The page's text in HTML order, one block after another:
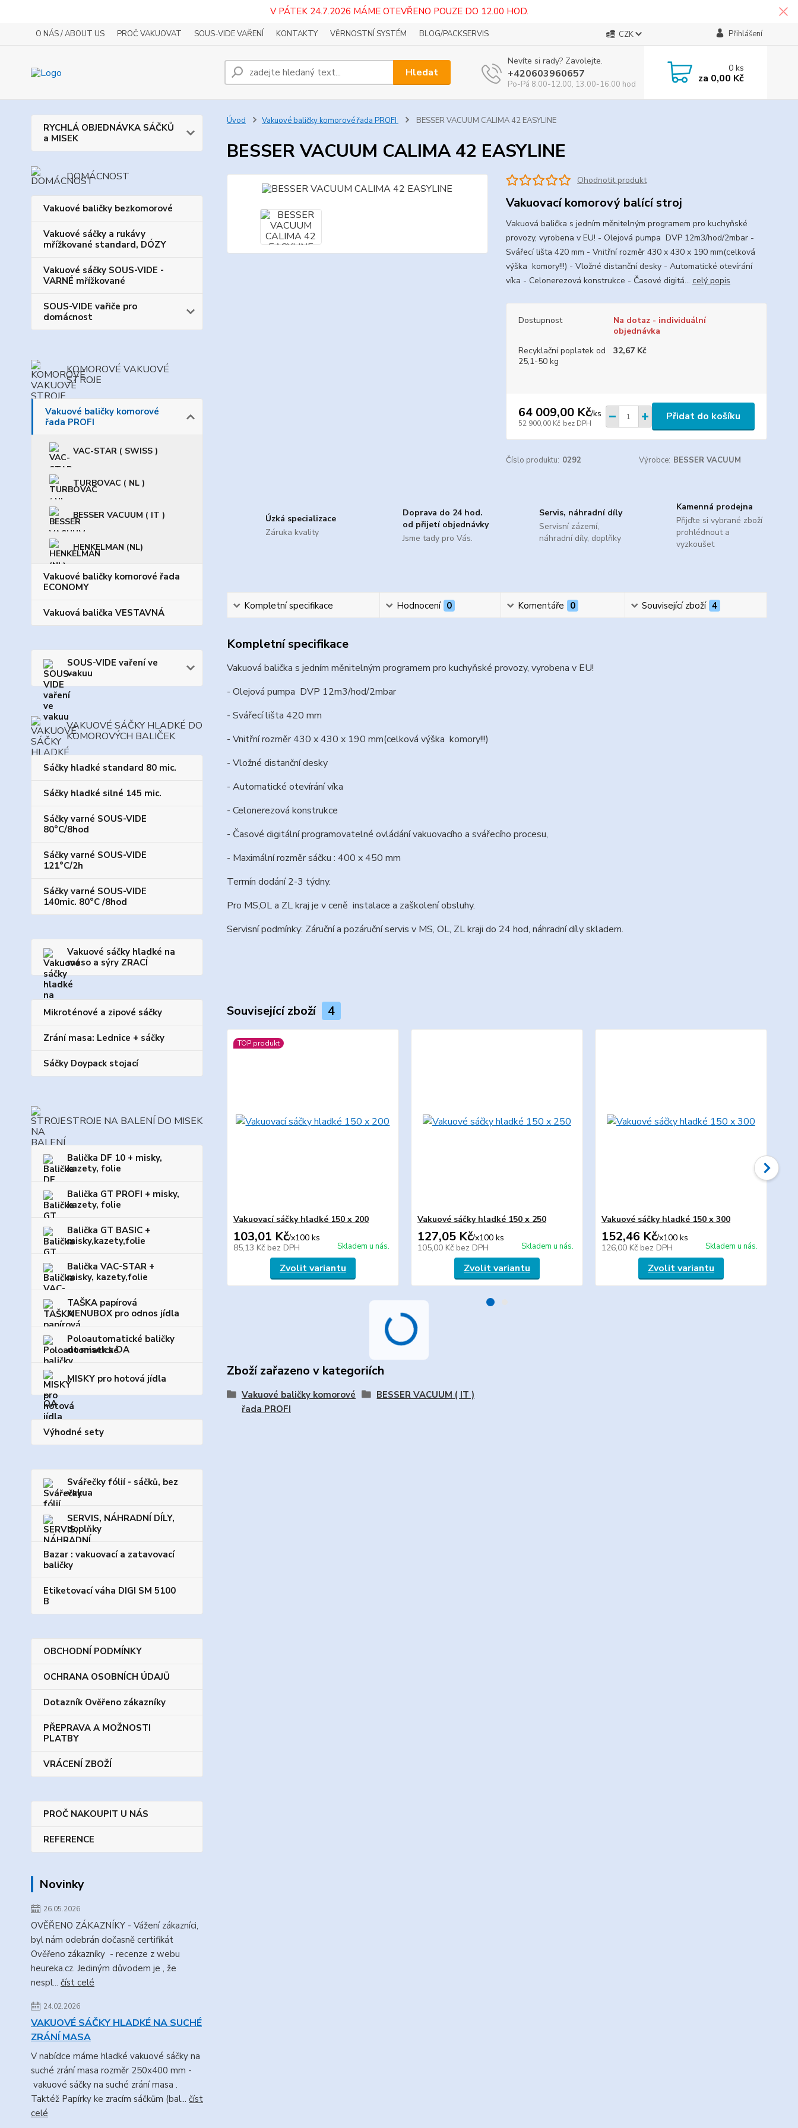
V PÁTEK 24.7.2026 MÁME OTEVŘENO POUZE DO 12.00 HOD.
O NÁS / ABOUT US PROČ VAKUOVAT SOUS-VIDE VAŘENÍ KONTAKTY VĚRNOSTNÍ SYSTÉM BLOG/PACKSERVIS CZK Přihlášení
Hledat
Nevíte si rady? Zavolejte.
+420603960657
Po-Pá 8.00-12.00, 13.00-16.00 hod
0ks
za 0,00 Kč
RYCHLÁ OBJEDNÁVKA SÁČKŮ
a MISEK
DOMÁCNOST
Vakuové baličky bezkomorové
Vakuové sáčky a rukávy
mřížkované standard, DÓZY
Vakuové sáčky SOUS-VIDE -
VARNÉ mřížkované
SOUS-VIDE vařiče pro
domácnost
KOMOROVÉ VAKUOVÉ
STROJE
Vakuové baličky komorové
řada PROFI
VAC-STAR ( SWISS )
TURBOVAC ( NL )
BESSER VACUUM ( IT )
HENKELMAN (NL)
Vakuové baličky komorové řada
ECONOMY
Vakuová balička VESTAVNÁ
SOUS-VIDE vaření ve
vakuu
VAKUOVÉ SÁČKY HLADKÉ DO
KOMOROVÝCH BALIČEK
Sáčky hladké standard 80 mic.
Sáčky hladké silné 145 mic.
Sáčky varné SOUS-VIDE
80°C/8hod
Sáčky varné SOUS-VIDE
121°C/2h
Sáčky varné SOUS-VIDE
140mic. 80°C /8hod
Vakuové sáčky hladké na
maso a sýry ZRACÍ
Mikroténové a zipové sáčky
Zrání masa: Lednice + sáčky
Sáčky Doypack stojací
STROJE NA BALENÍ DO MISEK
Balička DF 10 + misky,
kazety, folie
Balička GT PROFI + misky,
kazety, folie
Balička GT BASIC +
misky,kazety,folie
Balička VAC-STAR +
misky, kazety,folie
TAŠKA papírová
MENUBOX pro odnos jídla
Poloautomatické baličky
do misek s OA
MISKY pro hotová jídla
Výhodné sety
Svářečky fólií - sáčků, bez
vakua
SERVIS, NÁHRADNÍ DÍLY,
doplňky
Bazar : vakuovací a zatavovací
baličky
Etiketovací váha DIGI SM 5100
B
OBCHODNÍ PODMÍNKY
OCHRANA OSOBNÍCH ÚDAJŮ
Dotazník Ověřeno zákazníky
PŘEPRAVA A MOŽNOSTI
PLATBY
VRÁCENÍ ZBOŽÍ
PROČ NAKOUPIT U NÁS
REFERENCE
Novinky
26.05.2026
OVĚŘENO ZÁKAZNÍKY - Vážení zákazníci,
byl nám odebrán dočasně certifikát
Ověřeno zákazníky - recenze z webu
heureka.cz. Jediným důvodem je , že
nespl... číst celé
24.02.2026
VAKUOVÉ SÁČKY HLADKÉ NA SUCHÉ
ZRÁNÍ MASA
V nabídce máme hladké vakuové sáčky na
suché zrání masa rozměr 250x400 mm -
vakuové sáčky na suché zrání masa .
Taktéž Papírky ke zracím sáčkům (bal... číst
celé
Úvod Vakuové baličky komorové řada PROFI BESSER VACUUM CALIMA 42 EASYLINE
BESSER VACUUM CALIMA 42 EASYLINE
Ohodnotit produkt
Vakuovací komorový balící stroj
Vakuová balička s jedním měnitelným programem pro kuchyňské
provozy, vyrobena v EU! - Olejová pumpa DVP 12m3/hod/2mbar -
Svářecí lišta 420 mm - Vnitřní rozměr 430 x 430 x 190 mm(celková
výška komory!!!) - Vložné distanční desky - Automatické otevírání
víka - Celonerezová konstrukce - Časové digitá... celý popis
Dostupnost
Na dotaz - individuální
objednávka
Recyklační poplatek od
25,1-50 kg
32,67 Kč
64 009,00 Kč/ks
52 900,00 Kč bez DPH
Přidat do košíku
Číslo produktu: 0292 Výrobce: BESSER VACUUM
Úzká specializace
Záruka kvality
Doprava do 24 hod.
od přijetí objednávky
Jsme tady pro Vás.
Servis, náhradní díly
Servisní zázemí,
náhradní díly, doplňky
Kamenná prodejna
Přijďte si vybrané zboží
prohlédnout a
vyzkoušet
Kompletní specifikace Hodnocení 0 Komentáře 0 Související zboží 4
Kompletní specifikace
Vakuová balička s jedním měnitelným programem pro kuchyňské provozy, vyrobena v EU!
- Olejová pumpa DVP 12m3/hod/2mbar
- Svářecí lišta 420 mm
- Vnitřní rozměr 430 x 430 x 190 mm(celková výška komory!!!)
- Vložné distanční desky
- Automatické otevírání víka
- Celonerezová konstrukce
- Časové digitální programovatelné ovládání vakuovacího a svářecího procesu,
- Maximální rozměr sáčku : 400 x 450 mm
Termín dodání 2-3 týdny.
Pro MS,OL a ZL kraj je v ceně instalace a zaškolení obsluhy.
Servisní podmínky: Záruční a pozáruční servis v MS, OL, ZL kraji do 24 hod, náhradní díly skladem.
Související zboží 4
TOP produkt
Vakuovací sáčky hladké 150 x 200
103,01 Kč/x100 ks
85,13 Kč bez DPH Skladem u nás.
Zvolit variantu
Vakuové sáčky hladké 150 x 250
127,05 Kč/x100 ks
105,00 Kč bez DPH Skladem u nás.
Zvolit variantu
Vakuové sáčky hladké 150 x 300
152,46 Kč/x100 ks
126,00 Kč bez DPH Skladem u nás.
Zvolit variantu
Zboží zařazeno v kategoriích
Vakuové baličky komorové
řada PROFI
BESSER VACUUM ( IT )